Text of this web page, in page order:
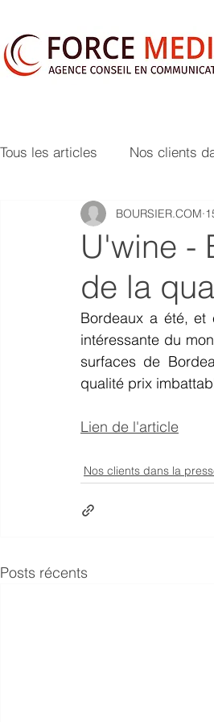
Tous les articles Nos clients
U'wine -
de la
BOURSIER.COM
Bordeaux a été,
intéressante du
surfaces de
qualité prix
Lien de l'article
Nos clients dans la
Posts récents